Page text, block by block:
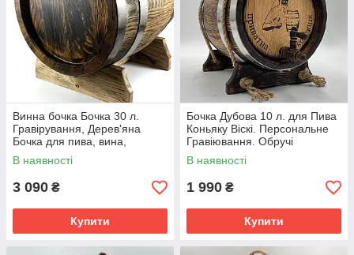
Винна бочка Бочка 30 л.
Гравірування, Дерев'яна
Бочка для пива, вина,
коньяку, віскі, горілки,
самогону кальвадосу
В наявності
3 090 ₴
Купити
Бочка Дубова 10 л. для Пива
Коньяку Віскі. Персональне
Гравіювання. Обручі
Нержавіюча Сталь
В наявності
1 990 ₴
Купити